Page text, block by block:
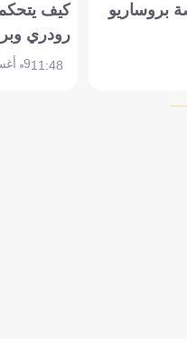
بروساريو
كيف
رودري
11:489 أغسطس 2026